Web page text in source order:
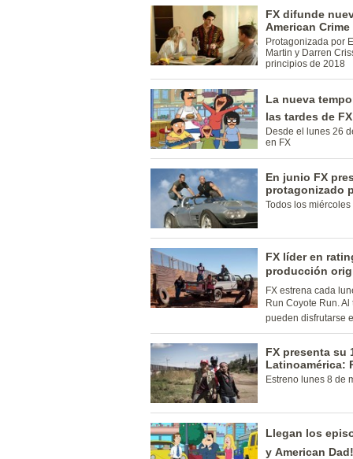
FX difunde
American
Protagonizada por
Martin y Darren
principios de 2018
La nueva
las tardes de
Desde el lunes 26
en FX
En junio FX
protagonizado
Todos los
FX líder en
producción
FX estrena cada
Run Coyote Run.
pueden disfrutarse
FX presenta su
Latinoamérica:
Estreno lunes 8 de
Llegan los
y American Dad!